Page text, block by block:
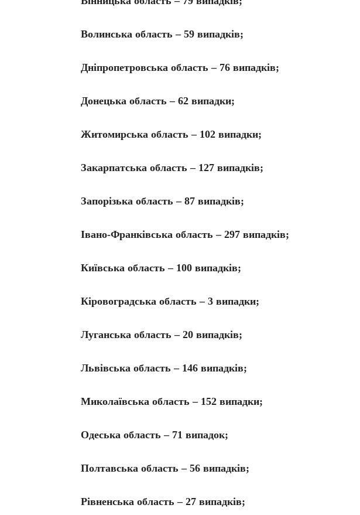
Волинська область – 59 випадків;
Дніпропетровська область – 76 випадків;
Донецька область – 62 випадки;
Житомирська область – 102 випадки;
Закарпатська область – 127 випадків;
Запорізька область – 87 випадків;
Івано-Франківська область – 297 випадків;
Київська область – 100 випадків;
Кіровоградська область – 3 випадки;
Луганська область – 20 випадків;
Львівська область – 146 випадків;
Миколаївська область – 152 випадки;
Одеська область – 71 випадок;
Полтавська область – 56 випадків;
Рівненська область – 27 випадків;